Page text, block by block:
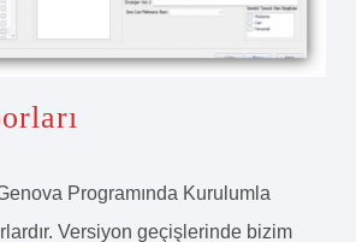
Programında Kurulumla
Versiyon geçişlerinde bizim